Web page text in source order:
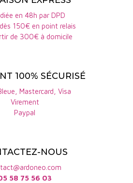
en 48h par DPD
150€ en point relais
de 300€ à domicile
100% SÉCURISÉ
Mastercard, Visa
Virement
Paypal
NOUS
58 75 56 03